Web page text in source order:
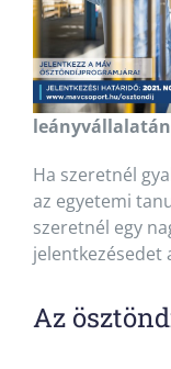
Ha szeretnél
az egyetemi
szeretnél egy
jelentkezésedet
Az